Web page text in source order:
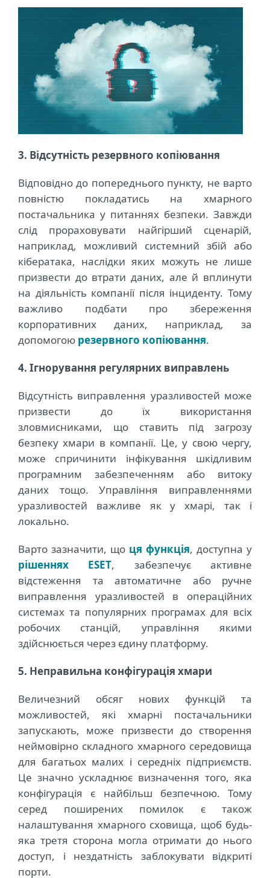
3. Відсутність резервного копіювання
Відповідно до попереднього пункту, не варто
повністю покладатись на хмарного
постачальника у питаннях безпеки. Завжди
слід прораховувати найгірший сценарій,
наприклад, можливий системний збій або
кібератака, наслідки яких можуть не лише
призвести до втрати даних, але й вплинути
на діяльність компанії після інциденту. Тому
важливо подбати про збереження
корпоративних даних, наприклад, за
допомогою резервного копіювання.
4. Ігнорування регулярних виправлень
Відсутність виправлення уразливостей може
призвести до їх використання
зловмисниками, що ставить під загрозу
безпеку хмари в компанії. Це, у свою чергу,
може спричинити інфікування шкідливим
програмним забезпеченням або витоку
даних тощо. Управління виправленнями
уразливостей важливе як у хмарі, так і
локально.
Варто зазначити, що ця функція, доступна у
рішеннях ESET, забезпечує активне
відстеження та автоматичне або ручне
виправлення уразливостей в операційних
системах та популярних програмах для всіх
робочих станцій, управління якими
здійснюється через єдину платформу.
5. Неправильна конфігурація хмари
Величезний обсяг нових функцій та
можливостей, які хмарні постачальники
запускають, може призвести до створення
неймовірно складного хмарного середовища
для багатьох малих і середніх підприємств.
Це значно ускладнює визначення того, яка
конфігурація є найбільш безпечною. Тому
серед поширених помилок є також
налаштування хмарного сховища, щоб будь-
яка третя сторона могла отримати до нього
доступ, і нездатність заблокувати відкриті
порти.